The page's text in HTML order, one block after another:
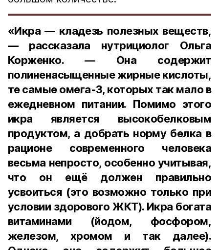
«Икра — кладезь полезных веществ,
— рассказала нутрициолог Ольга
Корженко. — Она содержит
полиненасыщенные жирные кислоты,
те самые омега-3, которых так мало в
ежедневном питании. Помимо этого
икра является высокобелковым
продуктом, а добрать норму белка в
рационе современного человека
весьма непросто, особенно учитывая,
что он ещё должен правильно
усвоиться (это возможно только при
условии здорового ЖКТ). Икра богата
витаминами (йодом, фосфором,
железом, хромом и так далее).